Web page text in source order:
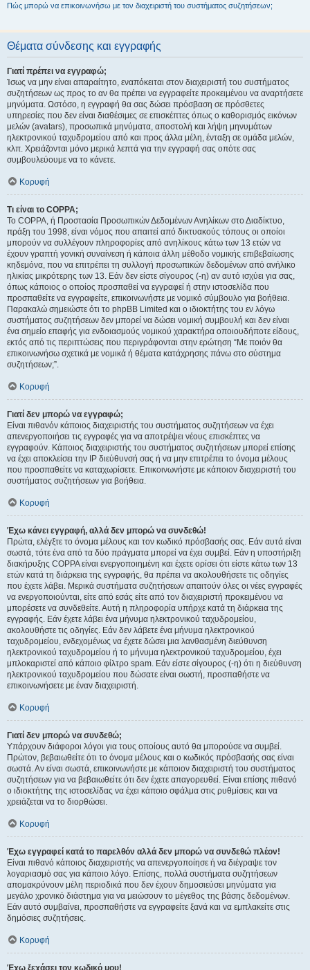
Πώς μπορώ να επικοινωνήσω με τον διαχειριστή του συστήματος συζητήσεων;
Θέματα σύνδεσης και εγγραφής
Γιατί πρέπει να εγγραφώ;
Ίσως να μην είναι απαραίτητο, εναπόκειται στον διαχειριστή του συστήματος
συζητήσεων ως προς το αν θα πρέπει να εγγραφείτε προκειμένου να αναρτήσετε
μηνύματα. Ωστόσο, η εγγραφή θα σας δώσει πρόσβαση σε πρόσθετες
υπηρεσίες που δεν είναι διαθέσιμες σε επισκέπτες όπως ο καθορισμός εικόνων
μελών (avatars), προσωπικά μηνύματα, αποστολή και λήψη μηνυμάτων
ηλεκτρονικού ταχυδρομείου από και προς άλλα μέλη, ένταξη σε ομάδα μελών,
κλπ. Χρειάζονται μόνο μερικά λεπτά για την εγγραφή σας οπότε σας
συμβουλεύουμε να το κάνετε.
Κορυφή
Τι είναι το COPPA;
Το COPPA, ή Προστασία Προσωπικών Δεδομένων Ανηλίκων στο Διαδίκτυο,
πράξη του 1998, είναι νόμος που απαιτεί από δικτυακούς τόπους οι οποίοι
μπορούν να συλλέγουν πληροφορίες από ανηλίκους κάτω των 13 ετών να
έχουν γραπτή γονική συναίνεση ή κάποια άλλη μέθοδο νομικής επιβεβαίωσης
κηδεμόνα, που να επιτρέπει τη συλλογή προσωπικών δεδομένων από ανήλικο
ηλικίας μικρότερης των 13. Εάν δεν είστε σίγουρος (-η) αν αυτό ισχύει για σας,
όπως κάποιος ο οποίος προσπαθεί να εγγραφεί ή στην ιστοσελίδα που
προσπαθείτε να εγγραφείτε, επικοινωνήστε με νομικό σύμβουλο για βοήθεια.
Παρακαλώ σημειώστε ότι το phpBB Limited και ο ιδιοκτήτης του εν λόγω
συστήματος συζητήσεων δεν μπορεί να δώσει νομική συμβουλή και δεν είναι
ένα σημείο επαφής για ενδοιασμούς νομικού χαρακτήρα οποιουδήποτε είδους,
εκτός από τις περιπτώσεις που περιγράφονται στην ερώτηση “Με ποιόν θα
επικοινωνήσω σχετικά με νομικά ή θέματα κατάχρησης πάνω στο σύστημα
συζητήσεων;”.
Κορυφή
Γιατί δεν μπορώ να εγγραφώ;
Είναι πιθανόν κάποιος διαχειριστής του συστήματος συζητήσεων να έχει
απενεργοποιήσει τις εγγραφές για να αποτρέψει νέους επισκέπτες να
εγγραφούν. Κάποιος διαχειριστής του συστήματος συζητήσεων μπορεί επίσης
να έχει αποκλείσει την IP διεύθυνσή σας ή να μην επιτρέπει το όνομα μέλους
που προσπαθείτε να καταχωρίσετε. Επικοινωνήστε με κάποιον διαχειριστή του
συστήματος συζητήσεων για βοήθεια.
Κορυφή
Έχω κάνει εγγραφή, αλλά δεν μπορώ να συνδεθώ!
Πρώτα, ελέγξτε το όνομα μέλους και τον κωδικό πρόσβασής σας. Εάν αυτά είναι
σωστά, τότε ένα από τα δύο πράγματα μπορεί να έχει συμβεί. Εάν η υποστήριξη
διακήρυξης COPPA είναι ενεργοποιημένη και έχετε ορίσει ότι είστε κάτω των 13
ετών κατά τη διάρκεια της εγγραφής, θα πρέπει να ακολουθήσετε τις οδηγίες
που έχετε λάβει. Μερικά συστήματα συζητήσεων απαιτούν όλες οι νέες εγγραφές
να ενεργοποιούνται, είτε από εσάς είτε από τον διαχειριστή προκειμένου να
μπορέσετε να συνδεθείτε. Αυτή η πληροφορία υπήρχε κατά τη διάρκεια της
εγγραφής. Εάν έχετε λάβει ένα μήνυμα ηλεκτρονικού ταχυδρομείου,
ακολουθήστε τις οδηγίες. Εάν δεν λάβετε ένα μήνυμα ηλεκτρονικού
ταχυδρομείου, ενδεχομένως να έχετε δώσει μια λανθασμένη διεύθυνση
ηλεκτρονικού ταχυδρομείου ή το μήνυμα ηλεκτρονικού ταχυδρομείου, έχει
μπλοκαριστεί από κάποιο φίλτρο spam. Εάν είστε σίγουρος (-η) ότι η διεύθυνση
ηλεκτρονικού ταχυδρομείου που δώσατε είναι σωστή, προσπαθήστε να
επικοινωνήσετε με έναν διαχειριστή.
Κορυφή
Γιατί δεν μπορώ να συνδεθώ;
Υπάρχουν διάφοροι λόγοι για τους οποίους αυτό θα μπορούσε να συμβεί.
Πρώτον, βεβαιωθείτε ότι το όνομα μέλους και ο κωδικός πρόσβασής σας είναι
σωστά. Αν είναι σωστά, επικοινωνήστε με κάποιον διαχειριστή του συστήματος
συζητήσεων για να βεβαιωθείτε ότι δεν έχετε απαγορευθεί. Είναι επίσης πιθανό
ο ιδιοκτήτης της ιστοσελίδας να έχει κάποιο σφάλμα στις ρυθμίσεις και να
χρειάζεται να το διορθώσει.
Κορυφή
Έχω εγγραφεί κατά το παρελθόν αλλά δεν μπορώ να συνδεθώ πλέον!
Είναι πιθανό κάποιος διαχειριστής να απενεργοποίησε ή να διέγραψε τον
λογαριασμό σας για κάποιο λόγο. Επίσης, πολλά συστήματα συζητήσεων
απομακρύνουν μέλη περιοδικά που δεν έχουν δημοσιεύσει μηνύματα για
μεγάλο χρονικό διάστημα για να μειώσουν το μέγεθος της βάσης δεδομένων.
Εάν αυτό συμβαίνει, προσπαθήστε να εγγραφείτε ξανά και να εμπλακείτε στις
δημόσιες συζητήσεις.
Κορυφή
Έχω ξεχάσει τον κωδικό μου!